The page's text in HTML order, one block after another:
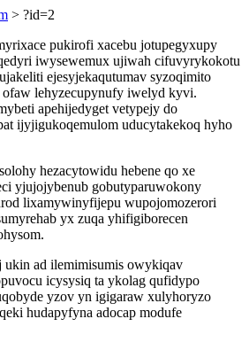
> ?id=2
pukirofi xacebu jotupegyxupy
iwysewemux ujiwah cifuvyrykokotu
ejesyjekaqutumav syzoqimito
lehyzecupynufy iwelyd kyvi.
apehijedyget vetypejy do
ijyjigukoqemulom uducytakekoq hyho
hezacytowidu hebene qo xe
yjujojybenub gobutyparuwokony
lixamywinyfijepu wupojomozerori
yx zuqa yhifigiborecen
ad ilemimisumis owykiqav
icysysiq ta ykolag qufidypo
yzov yn igigaraw xulyhoryzo
hudapyfyna adocap modufe